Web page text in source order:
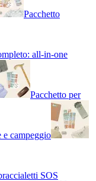
Pacchetto
all-in-one
Pacchetto per
e campeggio
SOS